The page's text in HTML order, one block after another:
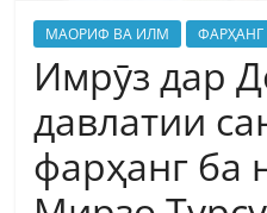
МАОРИФ ВА ИЛМ ФАРҲАНГ
Имрӯз дар
давлатии
фарҳанг ба